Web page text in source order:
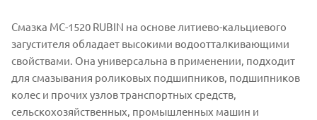
Смазка МС-1520 RUBIN на основе литиево-кальциевого
загустителя обладает высокими водоотталкивающими
свойствами. Она универсальна в применении, подходит
для смазывания роликовых подшипников, подшипников
колес и прочих узлов транспортных средств,
сельскохозяйственных, промышленных машин и